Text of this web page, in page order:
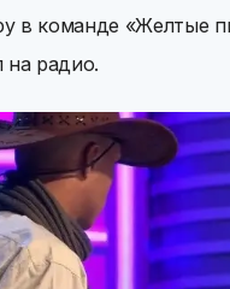
в команде «Желтые
на радио.